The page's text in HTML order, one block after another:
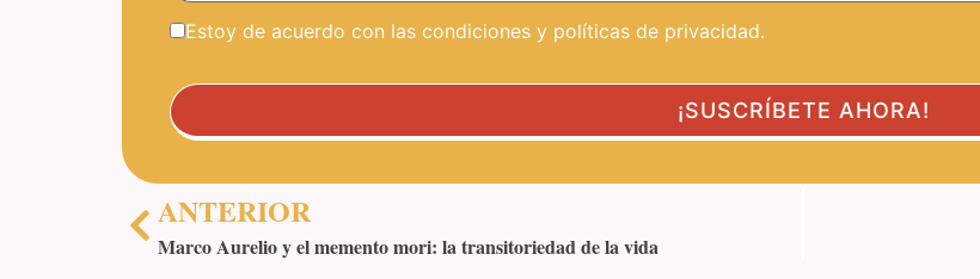
Estoy de acuerdo con las condiciones y políticas de privacidad.
ANTERIOR
Marco Aurelio y el memento mori: la transitoriedad de la vida